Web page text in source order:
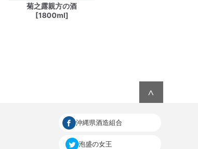
菊之露親方の酒
[1800ml]
∧
沖縄県酒造組合
泡盛の女王